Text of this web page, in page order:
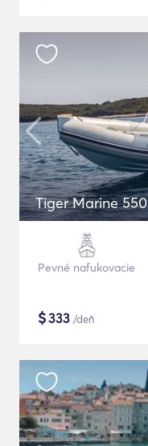
Tiger Marine 550
Pevné nafukovacie
$333 /deň